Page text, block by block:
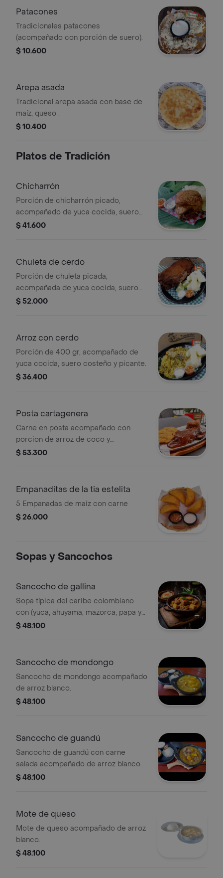
Patacones
Tradicionales patacones
(acompañado con porción de suero).
$ 10.600
Arepa asada
Tradicional arepa asada con base de
maíz, queso .
$ 10.400
Platos de Tradición
Chicharrón
Porción de chicharrón picado,
acompañado de yuca cocida, suero
costeño y picante .
$ 41.600
Chuleta de cerdo
Porción de chuleta picada,
acompañada de yuca cocida, suero
costeño y picante.
$ 52.000
Arroz con cerdo
Porción de 400 gr, acompañado de
yuca cocida, suero costeño y picante.
$ 36.400
Posta cartagenera
Carne en posta acompañado con
porcion de arroz de coco y
patacones .
$ 53.300
Empanaditas de la tia estelita
5 Empanadas de maiz con carne
$ 26.000
Sopas y Sancochos
Sancocho de gallina
Sopa típica del caribe colombiano
con (yuca, ahuyama, mazorca, papa y
porción de gallina) acompañado de
$ 48.100
Sancocho de mondongo
Sancocho de mondongo acompañado
de arroz blanco.
$ 48.100
Sancocho de guandú
Sancocho de guandú con carne
salada acompañado de arroz blanco.
$ 48.100
Mote de queso
Mote de queso acompañado de arroz
blanco.
$ 48.100